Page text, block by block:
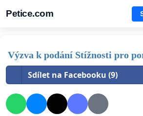
Petice.com
Výzva k podání Stížnosti pro
Sdílet na Facebooku (9)